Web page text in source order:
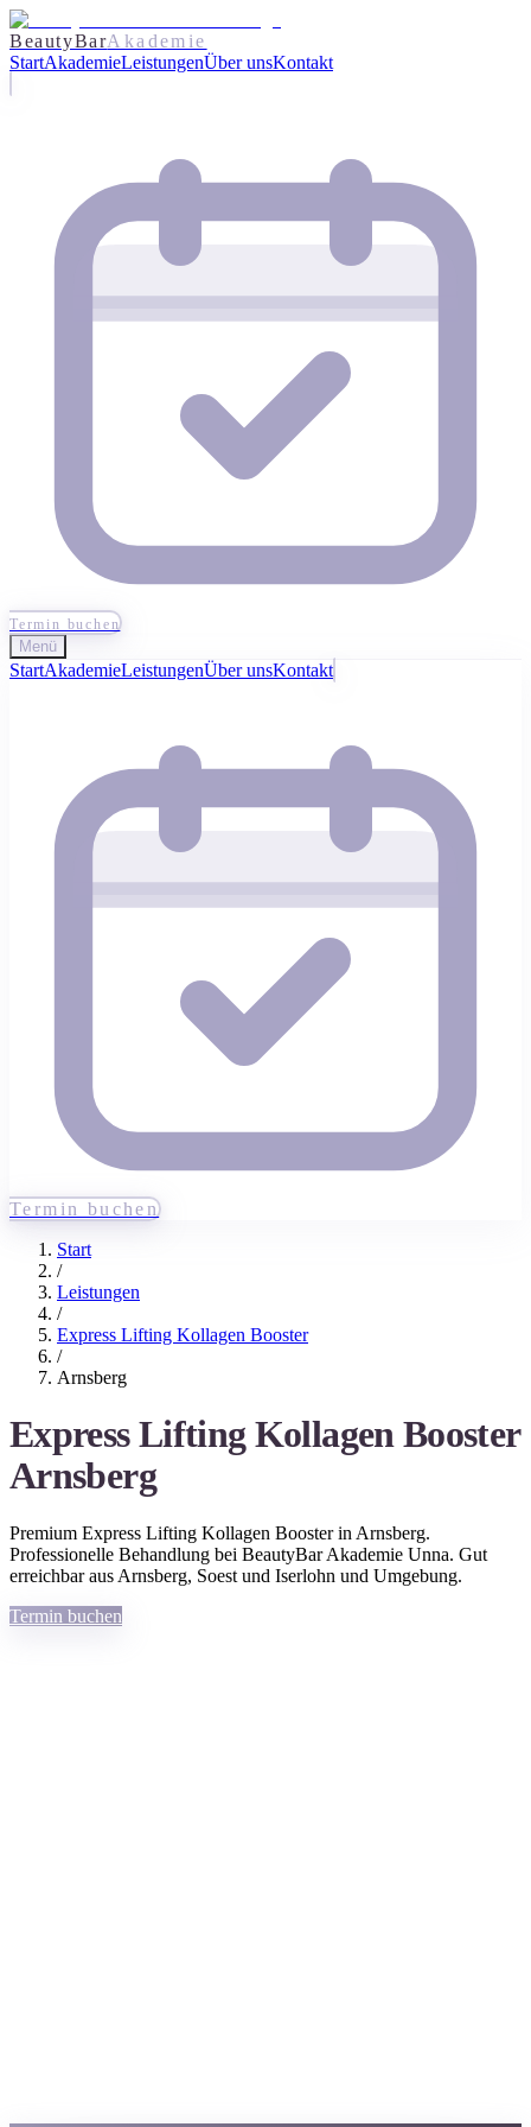
BeautyBarAkademie
StartAkademieLeistungenÜber unsKontakt
Termin buchen
Menü
StartAkademieLeistungenÜber unsKontakt
Termin buchen
Start
/
Leistungen
/
Express Lifting Kollagen Booster
/
Arnsberg
Express Lifting Kollagen Booster
Arnsberg
Premium Express Lifting Kollagen Boosterin Arnsberg.
Professionelle Behandlung bei BeautyBar Akademie Unna. Gut
erreichbar aus Arnsberg, Soest und Iserlohn und Umgebung.
Termin buchen